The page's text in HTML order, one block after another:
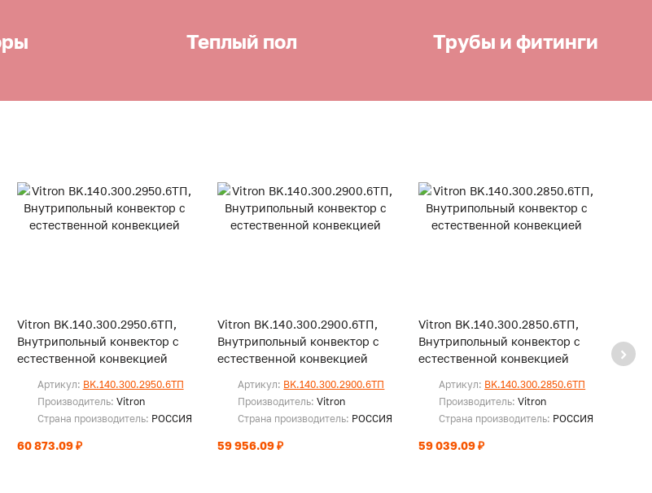
Теплый пол Трубы и фитинги
Vitron BK.140.300.2950.6ТП,
Внутрипольный конвектор с
естественной конвекцией
Артикул: BK.140.300.2950.6ТП
Производитель: Vitron
Страна производитель: РОССИЯ
60 873.09 ₽
Vitron BK.140.300.2900.6ТП,
Внутрипольный конвектор с
естественной конвекцией
Артикул: BK.140.300.2900.6ТП
Производитель:Vitron
Страна производитель: РОССИЯ
59 956.09 ₽
Vitron BK.140.300.2850.6ТП,
Внутрипольный конвектор с
естественной конвекцией
Артикул: BK.140.300.2850.6ТП
Производитель:Vitron
Страна производитель: РОССИЯ
59 039.09 ₽